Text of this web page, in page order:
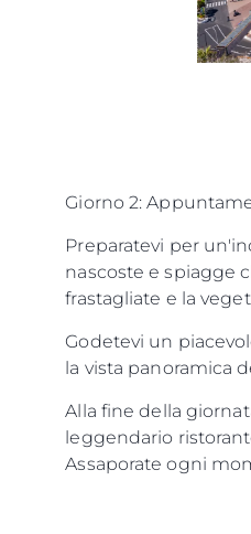
Giorno 2:
Preparatevi per
nascoste e spiagge
frastagliate e la
Godetevi un
la vista panoramica
Alla fine della
leggendario
Assaporate ogni